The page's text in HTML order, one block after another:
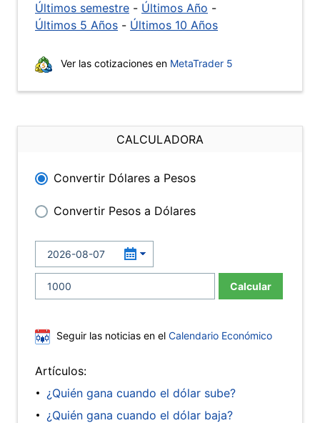
Últimos semestre - Últimos Año -
Últimos 5 Años - Últimos 10 Años
Ver las cotizaciones en MetaTrader 5
CALCULADORA
Convertir Dólares a Pesos
Convertir Pesos a Dólares
Calcular
Seguir las noticias en el Calendario Económico
Artículos:
¿Quién gana cuando el dólar sube?
¿Quién gana cuando el dólar baja?